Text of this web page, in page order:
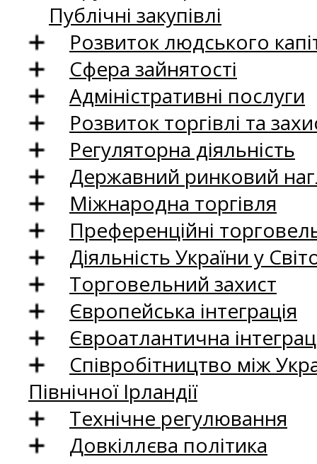
Публічні закупівлі
Розвиток людського
Сфера зайнятості
Адміністративні послуги
Розвиток торгівлі та
Регуляторна діяльність
Державний ринковий
Міжнародна торгівля
Преференційні
Діяльність України у
Торговельний захист
Європейська інтеграція
Євроатлантична
Співробітництво між
Північної Ірландії
Технічне регулювання
Довкіллєва політика